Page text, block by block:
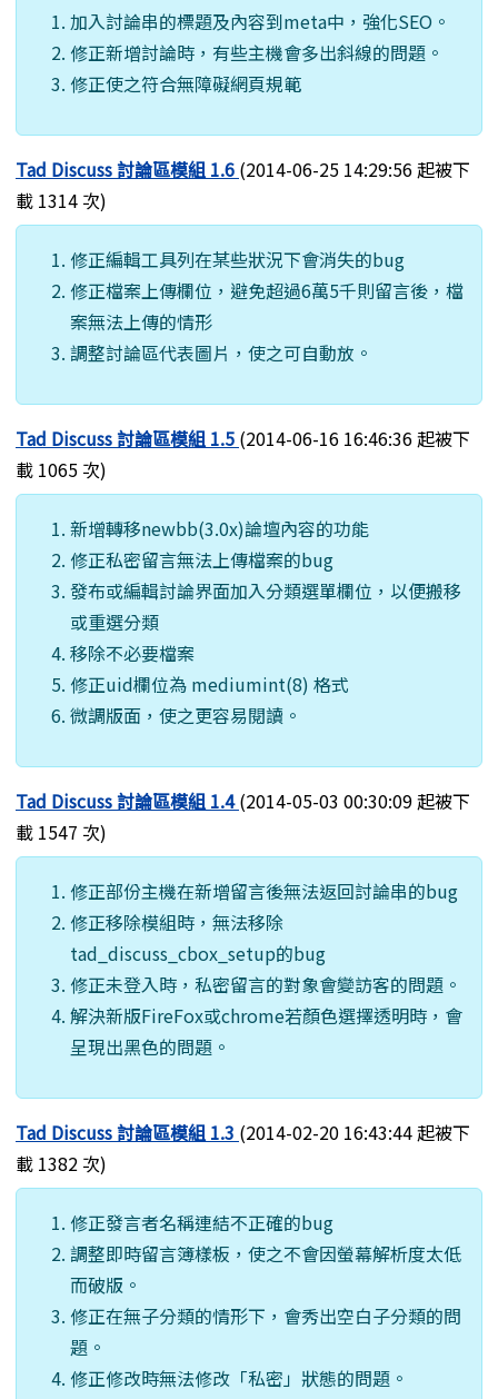
加入討論串的標題及內容到meta中，強化SEO。
修正新增討論時，有些主機會多出斜線的問題。
修正使之符合無障礙網頁規範
Tad Discuss 討論區模組 1.6 (2014-06-25 14:29:56 起被下
載 1314 次)
修正編輯工具列在某些狀況下會消失的bug
修正檔案上傳欄位，避免超過6萬5千則留言後，檔
案無法上傳的情形
調整討論區代表圖片，使之可自動放。
Tad Discuss 討論區模組 1.5 (2014-06-16 16:46:36 起被下
載 1065 次)
新增轉移newbb(3.0x)論壇內容的功能
修正私密留言無法上傳檔案的bug
發布或編輯討論界面加入分類選單欄位，以便搬移
或重選分類
移除不必要檔案
修正uid欄位為 mediumint(8) 格式
微調版面，使之更容易閱讀。
Tad Discuss 討論區模組 1.4(2014-05-03 00:30:09 起被下
載 1547 次)
修正部份主機在新增留言後無法返回討論串的bug
修正移除模組時，無法移除
tad_discuss_cbox_setup的bug
修正未登入時，私密留言的對象會變訪客的問題。
解決新版FireFox或chrome若顏色選擇透明時，會
呈現出黑色的問題。
Tad Discuss 討論區模組 1.3 (2014-02-20 16:43:44 起被下
載 1382 次)
修正發言者名稱連結不正確的bug
調整即時留言簿樣板，使之不會因螢幕解析度太低
而破版。
修正在無子分類的情形下，會秀出空白子分類的問
題。
修正修改時無法修改「私密」狀態的問題。